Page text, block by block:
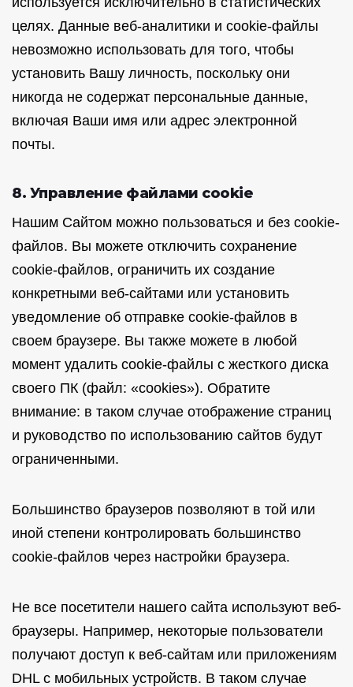
целях. Данные веб-аналитики и cookie-файлы
невозможно использовать для того, чтобы
установить Вашу личность, поскольку они
никогда не содержат персональные данные,
включая Ваши имя или адрес электронной
почты.
8. Управление файлами cookie
Нашим Сайтом можно пользоваться и без cookie-
файлов. Вы можете отключить сохранение
cookie-файлов, ограничить их создание
конкретными веб-сайтами или установить
уведомление об отправке cookie-файлов в
своем браузере. Вы также можете в любой
момент удалить cookie-файлы с жесткого диска
своего ПК (файл: «cookies»). Обратите
внимание: в таком случае отображение страниц
и руководство по использованию сайтов будут
ограниченными.
Большинство браузеров позволяют в той или
иной степени контролировать большинство
cookie-файлов через настройки браузера.
Не все посетители нашего сайта используют веб-
браузеры. Например, некоторые пользователи
получают доступ к веб-сайтам или приложениям
DHL с мобильных устройств. В таком случае